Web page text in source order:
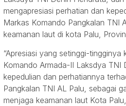
mengapresiasi perhatian dan
Markas Komando Pangkalan TNI
keamanan laut di kota Palu,
“Apresiasi yang setinggi-tingginya
Komando Armada-II Laksdya TNI
kepedulian dan perhatiannya
Pangkalan TNI AL Palu, sebagai
menjaga keamanan laut Kota